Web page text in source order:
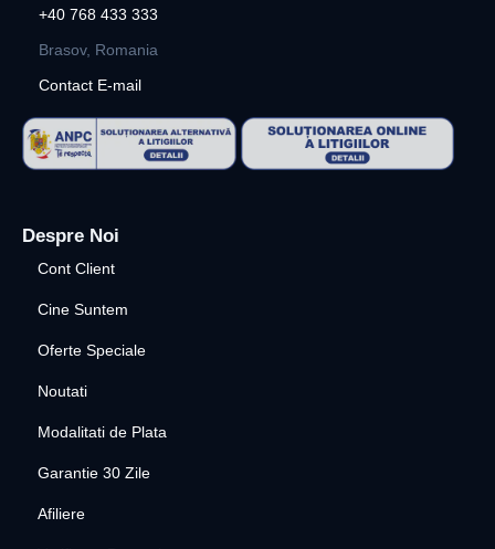
+40 768 433 333
Brasov, Romania
Contact E-mail
Despre Noi
Cont Client
Cine Suntem
Oferte Speciale
Noutati
Modalitati de Plata
Garantie 30 Zile
Afiliere